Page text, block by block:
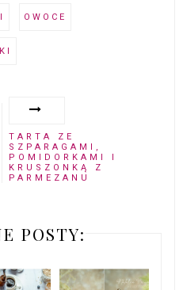
OWOCE
TARTA ZE
SZPARAGAMI,
POMIDORKAMI I
KRUSZONKĄ Z
PARMEZANU
POSTY: